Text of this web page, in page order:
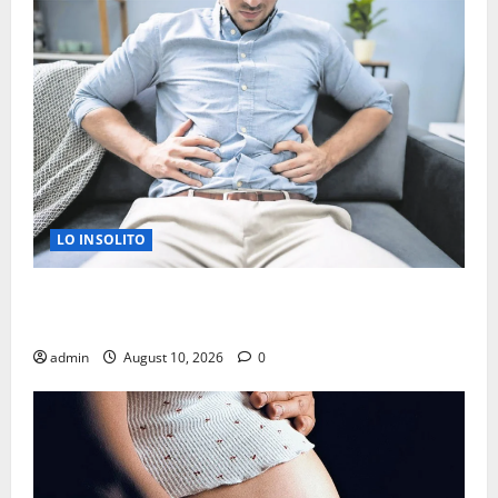
LO INSOLITO
admin August 10, 2026 0